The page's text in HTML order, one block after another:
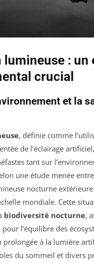
: un
crucial
et la
, définie comme
de l’éclairage
tant sur
une étude menée
nocturne
mondiale. Cette
biodiversité nocturne,
pour l’équilibre des
prolongée à la lumière
du sommeil et divers